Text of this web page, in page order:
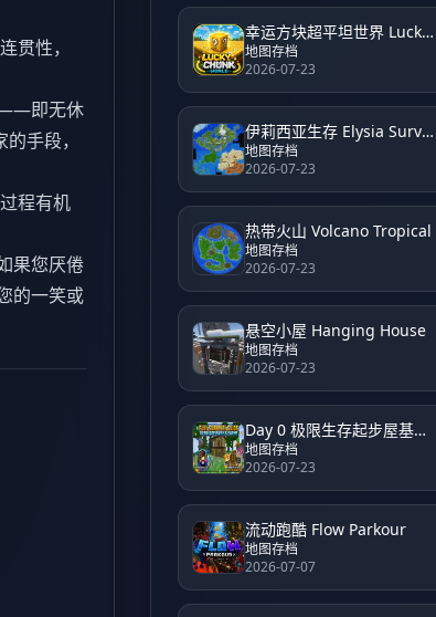
贯性，
即无休
手段，
程有机
果您厌倦
的一笑或
幸运方块超平坦世界 Lucky Block Super Flat World
地图存档
2026-07-23
伊莉西亚生存 Elysia Survival
地图存档
2026-07-23
热带火山 Volcano Tropical
地图存档
2026-07-23
悬空小屋 Hanging House
地图存档
2026-07-23
Day 0 极限生存起步屋基地 Day 0 Hardcore Survival Starter House Base
地图存档
2026-07-23
流动跑酷 Flow Parkour
地图存档
2026-07-07